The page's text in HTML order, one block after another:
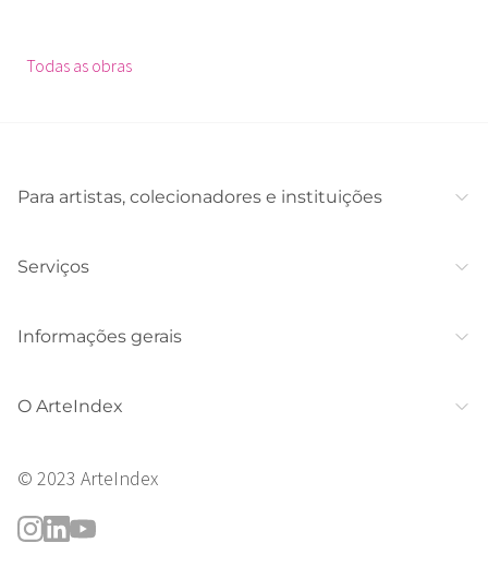
Todas as obras
Para artistas, colecionadores e instituições
Serviços
Informações gerais
O ArteIndex
© 2023 ArteIndex